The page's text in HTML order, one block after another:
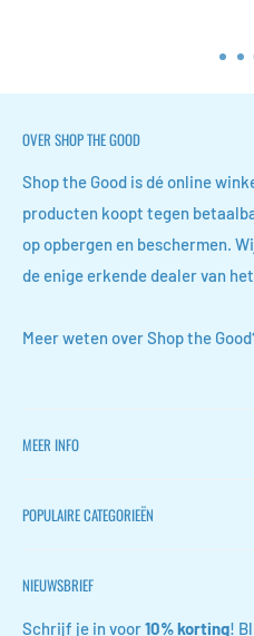
OVER SHOP THE GOOD
Shop the Good is dé online
producten koopt tegen
op opbergen en beschermen.
de enige erkende dealer van
Meer weten over Shop the
MEER INFO
FLOKOO
Contact
FAQ
POPULAIRE CATEGORIEËN
Wijn accessoires
Schoen opbergers
NIEUWSBRIEF
Schrijf je in voor10% korting!